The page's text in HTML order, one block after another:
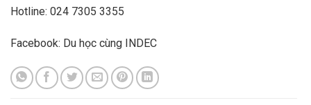
Hotline: 024 7305 3355
Facebook: Du học cùng INDEC